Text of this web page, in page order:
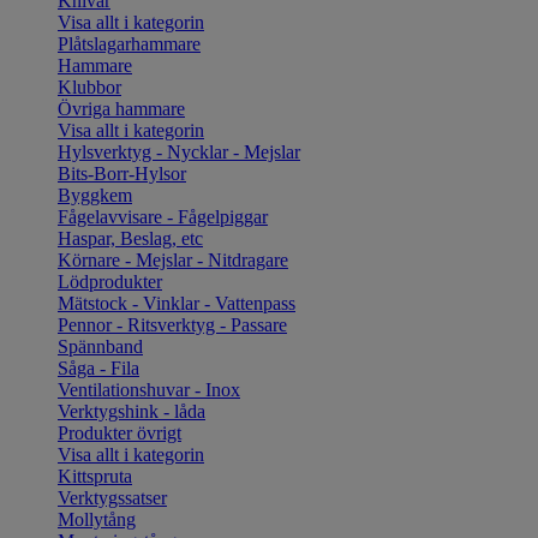
Visa allt i kategorin
Plåtslagarhammare
Hammare
Klubbor
Övriga hammare
Visa allt i kategorin
Hylsverktyg - Nycklar - Mejslar
Bits-Borr-Hylsor
Byggkem
Fågelavvisare - Fågelpiggar
Haspar, Beslag, etc
Körnare - Mejslar - Nitdragare
Lödprodukter
Mätstock - Vinklar - Vattenpass
Pennor - Ritsverktyg - Passare
Spännband
Såga - Fila
Ventilationshuvar - Inox
Verktygshink - låda
Produkter övrigt
Visa allt i kategorin
Kittspruta
Verktygssatser
Mollytång